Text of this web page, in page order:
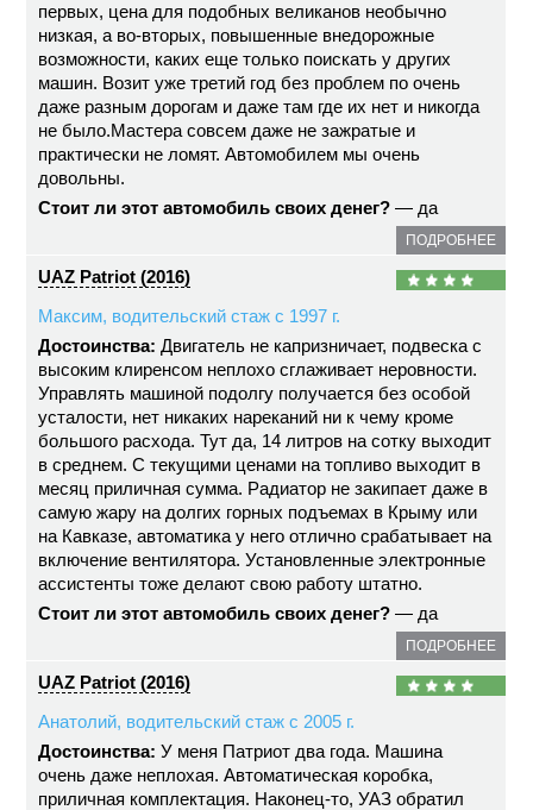
первых, цена для подобных великанов необычно
низкая, а во-вторых, повышенные внедорожные
возможности, каких еще только поискать у других
машин. Возит уже третий год без проблем по очень
даже разным дорогам и даже там где их нет и никогда
не было.Мастера совсем даже не зажратые и
практически не ломят. Автомобилем мы очень
довольны.
Стоит ли этот автомобиль своих денег? — да
ПОДРОБНЕЕ
UAZ Patriot (2016)
Максим, водительский стаж с 1997 г.
Достоинства: Двигатель не капризничает, подвеска с
высоким клиренсом неплохо сглаживает неровности.
Управлять машиной подолгу получается без особой
усталости, нет никаких нареканий ни к чему кроме
большого расхода. Тут да, 14 литров на сотку выходит
в среднем. С текущими ценами на топливо выходит в
месяц приличная сумма. Радиатор не закипает даже в
самую жару на долгих горных подъемах в Крыму или
на Кавказе, автоматика у него отлично срабатывает на
включение вентилятора. Установленные электронные
ассистенты тоже делают свою работу штатно.
Стоит ли этот автомобиль своих денег? — да
ПОДРОБНЕЕ
UAZ Patriot (2016)
Анатолий, водительский стаж с 2005 г.
Достоинства: У меня Патриот два года. Машина
очень даже неплохая. Автоматическая коробка,
приличная комплектация. Наконец-то, УАЗ обратил